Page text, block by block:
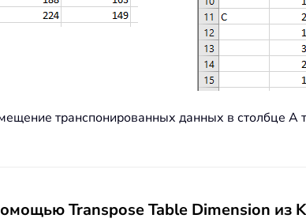
транспонированных данных в столбце A
Transpose Table Dimension из